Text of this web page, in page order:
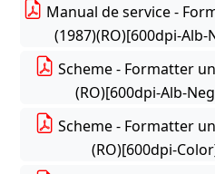
Manual de service -
(1987)(RO)[600dpi-
Scheme - Formatter
(RO)[600dpi-Alb-
Scheme - Formatter
(RO)[600dpi-